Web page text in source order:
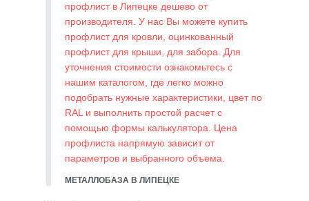
профлист в Липецке дешево от
производителя. У нас Вы можете купить
профлист для кровли, оцинкованный
профлист для крыши, для забора. Для
уточнения стоимости ознакомьтесь с
нашим каталогом, где легко можно
подобрать нужные характеристики, цвет по
RAL и выполнить простой расчет с
помощью формы калькулятора. Цена
профлиста напрямую зависит от
параметров и выбранного объема.
МЕТАЛЛОБАЗА В ЛИПЕЦКЕ